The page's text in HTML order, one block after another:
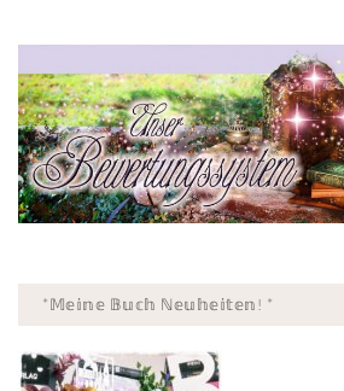
*𝕄𝕖𝕚𝕟𝕖 𝔹𝕦𝕔𝕙 ℕ𝕖𝕦𝕙𝕖𝕚𝕥𝕖𝕟! *